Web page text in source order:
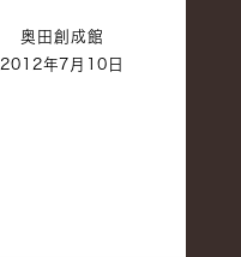
奥田創成館
2012年7月10日